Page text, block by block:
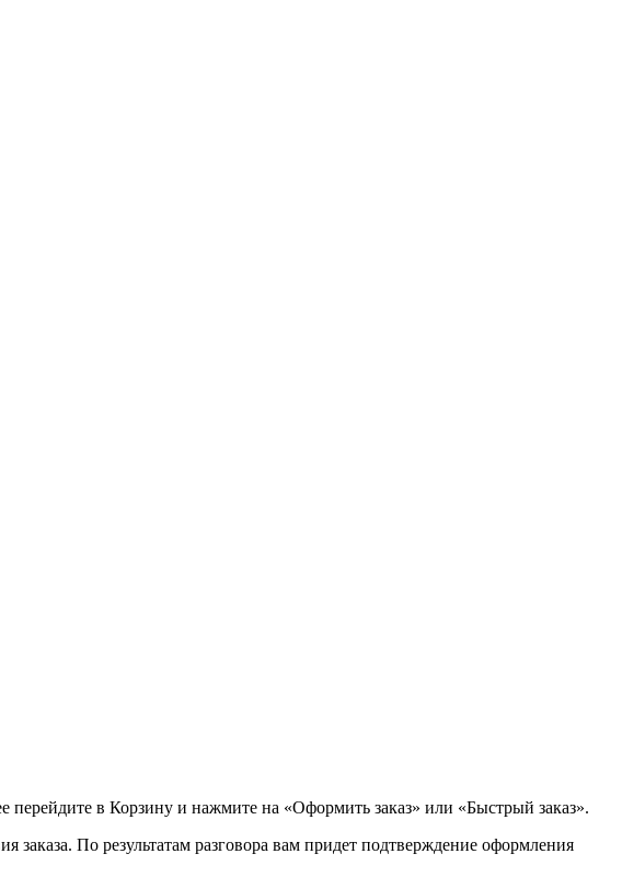
перейдите в Корзину и нажмите на «Оформить заказ» или «Быстрый заказ».
По результатам разговора вам придет подтверждение оформления